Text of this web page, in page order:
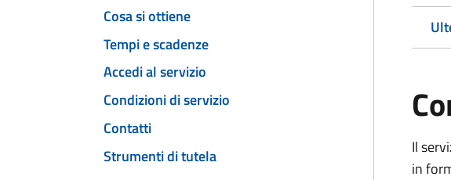
Cosa si ottiene
Tempi e scadenze
Accedi al servizio
Condizioni di servizio
Contatti
Strumenti di tutela
Il
in